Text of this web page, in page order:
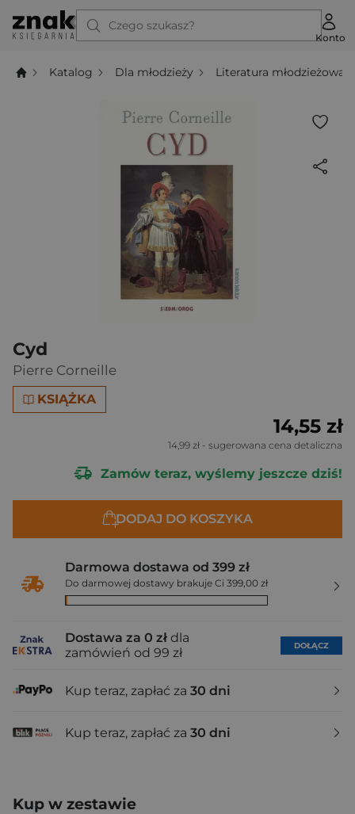
Czego szukasz?
Konto
Katalog Dla młodzieży Literatura młodzieżowa
Cyd
Pierre Corneille
KSIĄŻKA
14,55 zł
14,99 zł - sugerowana cena detaliczna
Zamów teraz, wyślemy jeszcze dziś!
DODAJ DO KOSZYKA
Darmowa dostawa od 399 zł
Do darmowej dostawy brakuje Ci 399,00 zł
Dostawa za 0 zł dla
zamówień od 99 zł
DOŁĄCZ
Kup teraz, zapłać za 30 dni
Kup teraz, zapłać za 30 dni
Kup w zestawie